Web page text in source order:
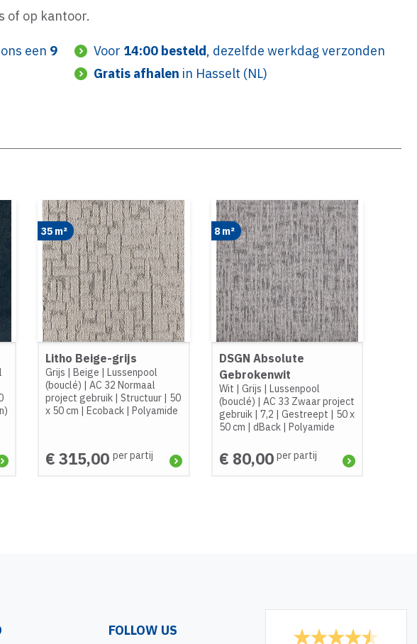
of op kantoor.
een 9 Voor 14:00 besteld, dezelfde werkdag verzonden
Gratis afhalen in Hasselt (NL)
35 m²
Litho Beige-grijs
Grijs |Beige |Lussenpool
(bouclé) |AC 32 Normaal
project gebruik |Structuur | 50
x 50 cm |Ecoback |Polyamide
€ 315,00 per partij
8 m²
DSGN Absolute
Gebrokenwit
Wit | Grijs | Lussenpool
(bouclé) | AC 33 Zwaar project
gebruik| 7,2 | Gestreept | 50 x
50 cm | dBack| Polyamide
€ 80,00 per partij
FOLLOW US